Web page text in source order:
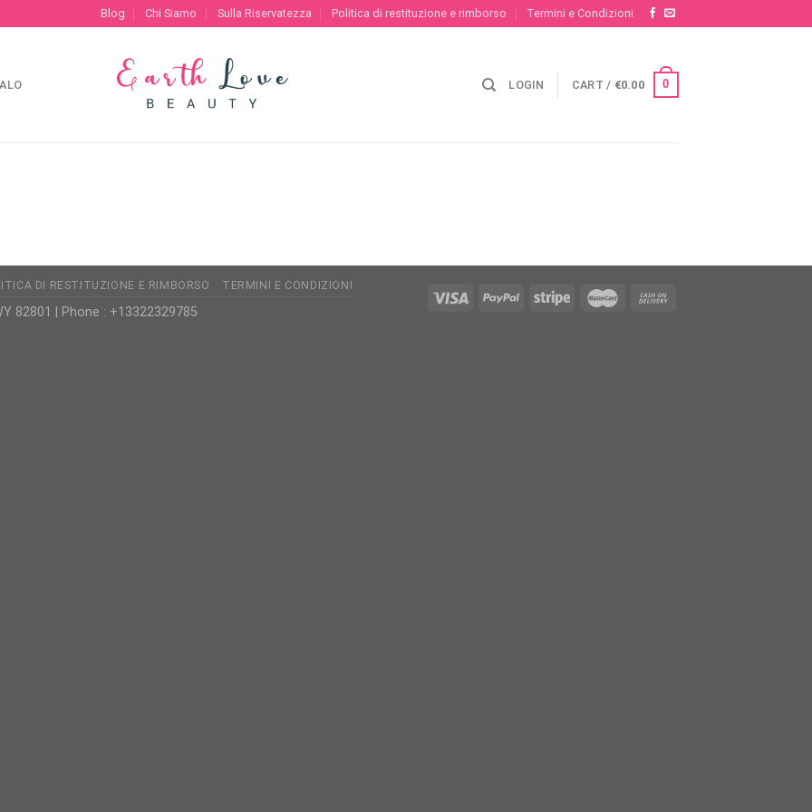
Blog Chi Siamo Sulla Riservatezza Politica di restituzione e rimborso Termini e Condizioni
LOGIN CART / €0.00 0
DI RESTITUZIONE E RIMBORSO TERMINI E CONDIZIONI
82801 | Phone : +13322329785